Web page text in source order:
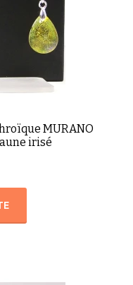
MURANO
irisé